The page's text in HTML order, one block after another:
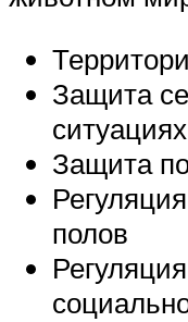
Защита
ситуациях
Защита
полов